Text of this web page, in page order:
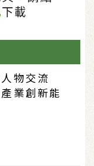
下載
物交流
業創新能